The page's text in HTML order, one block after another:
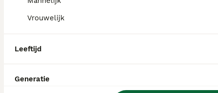
Vrouwelijk
Leeftijd
Generatie
Wat zijn de voor- en nadelen
van een Schipperke?